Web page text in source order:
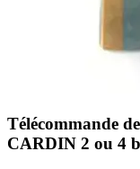
Télécommande
CARDIN 2 ou 4